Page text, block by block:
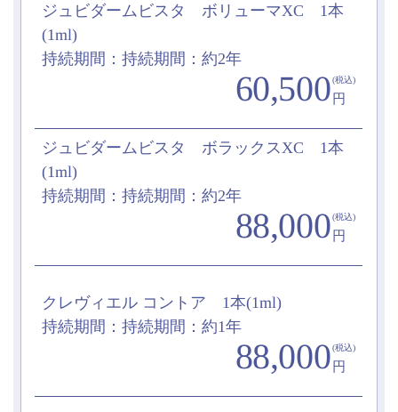
ジュビダームビスタ ボリューマXC 1本
(1ml)
持続期間：持続期間：約2年
60,500 (税込)
円
ジュビダームビスタ ボラックスXC 1本
(1ml)
持続期間：持続期間：約2年
88,000 (税込)
円
クレヴィエル コントア 1本(1ml)
持続期間：持続期間：約1年
88,000 (税込)
円